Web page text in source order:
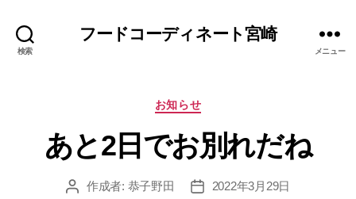
検索
フードコーディネート宮崎
メニュー
カ
ゴ
リ
お知らせ
あと2日でお別れだね
投 作成者: 恭子野田
投
2022年3月29日